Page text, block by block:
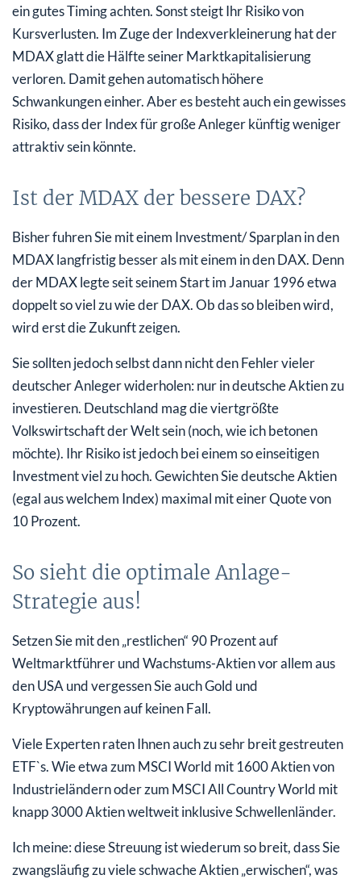
ein gutes Timing achten. Sonst steigt Ihr Risiko von
Kursverlusten. Im Zuge der Indexverkleinerung hat der
MDAX glatt die Hälfte seiner Marktkapitalisierung
verloren. Damit gehen automatisch höhere
Schwankungen einher. Aber es besteht auch ein gewisses
Risiko, dass der Index für große Anleger künftig weniger
attraktiv sein könnte.
Ist der MDAX der bessere DAX?
Bisher fuhren Sie mit einem Investment/ Sparplan in den
MDAX langfristig besser als mit einem in den DAX. Denn
der MDAX legte seit seinem Start im Januar 1996 etwa
doppelt so viel zu wie der DAX. Ob das so bleiben wird,
wird erst die Zukunft zeigen.
Sie sollten jedoch selbst dann nicht den Fehler vieler
deutscher Anleger widerholen: nur in deutsche Aktien zu
investieren. Deutschland mag die viertgrößte
Volkswirtschaft der Welt sein (noch, wie ich betonen
möchte). Ihr Risiko ist jedoch bei einem so einseitigen
Investment viel zu hoch. Gewichten Sie deutsche Aktien
(egal aus welchem Index) maximal mit einer Quote von
10 Prozent.
So sieht die optimale Anlage-
Strategie aus!
Setzen Sie mit den „restlichen“ 90 Prozent auf
Weltmarktführer und Wachstums-Aktien vor allem aus
den USA und vergessen Sie auch Gold und
Kryptowährungen auf keinen Fall.
Viele Experten raten Ihnen auch zu sehr breit gestreuten
ETF`s. Wie etwa zum MSCI World mit 1600 Aktien von
Industrieländern oder zum MSCI All Country World mit
knapp 3000 Aktien weltweit inklusive Schwellenländer.
Ich meine: diese Streuung ist wiederum so breit, dass Sie
zwangsläufig zu viele schwache Aktien „erwischen“, was